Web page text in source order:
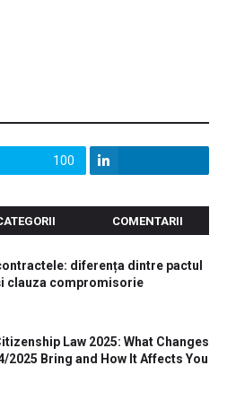
100
COMENTARII
diferența dintre pactul
clauza compromisorie
Law 2025: What Changes
2025 Bring and How It Affects You